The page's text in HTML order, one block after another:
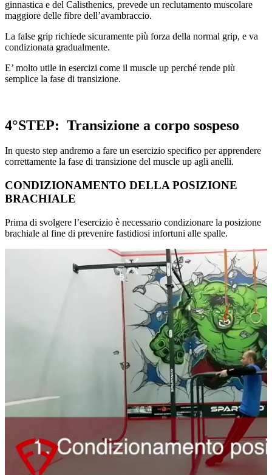
ginnastica e del Calisthenics, prevede un reclutamento muscolare
maggiore delle fibre dell’avambraccio.
La false grip richiede sicuramente più forza della normal grip, e va
condizionata gradualmente.
E’ molto utile in esercizi come il muscle up perché rende più
semplice la fase di transizione.
4°STEP: Transizione a corpo sospeso
In questo step andremo a fare un esercizio specifico per apprendere
correttamente la fase di transizione del muscle up agli anelli.
CONDIZIONAMENTO DELLA POSIZIONE
BRACHIALE
Prima di svolgere l’esercizio è necessario condizionare la posizione
brachiale al fine di prevenire fastidiosi infortuni alle spalle.